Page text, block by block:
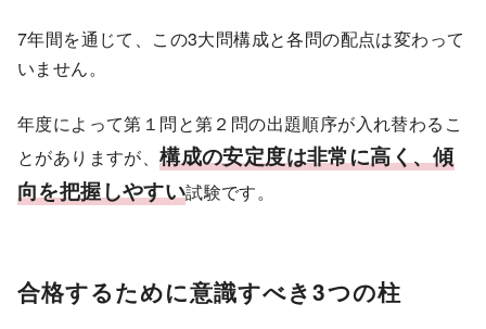
7年間を通じて、この3大問構成と各問の配点は変わって
いません。
年度によって第１問と第２問の出題順序が入れ替わるこ
とがありますが、構成の安定度は非常に高く、傾
向を把握しやすい試験です。
合格するために意識すべき3つの柱